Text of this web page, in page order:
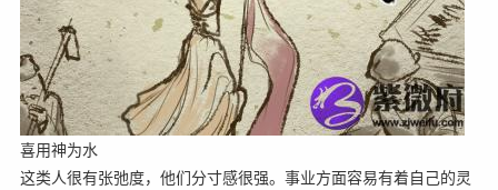
喜用神为水
这类人很有张弛度，他们分寸感很强。事业方面容易有着自己的灵